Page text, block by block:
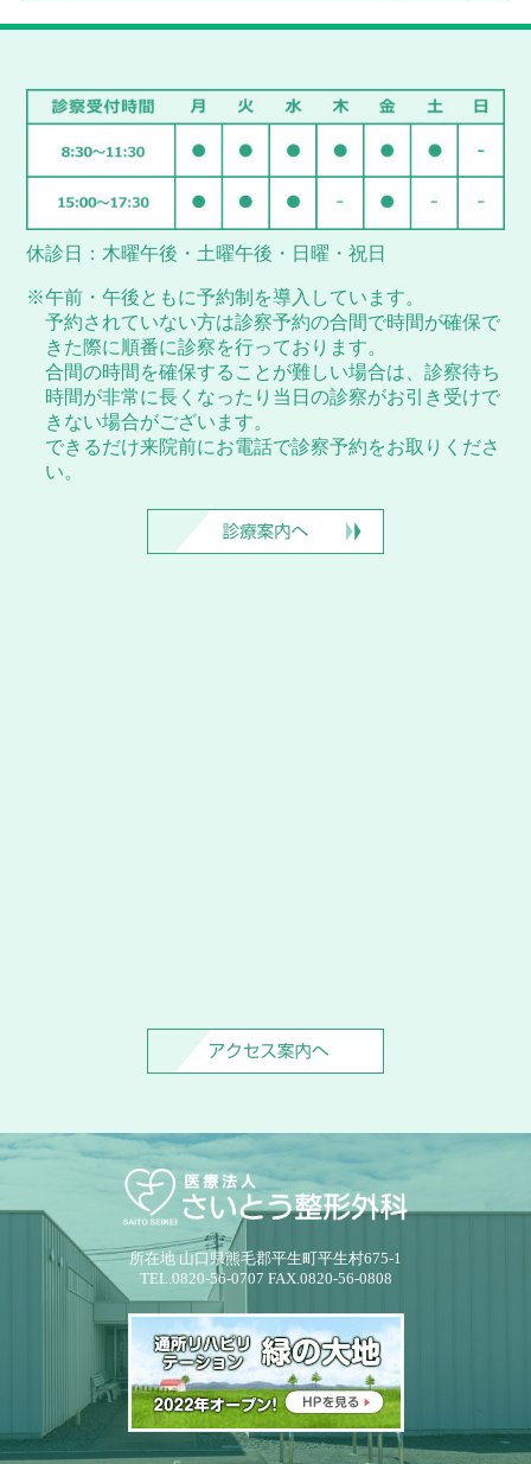
休診日：木曜午後・土曜午後・日曜・祝日
※午前・午後ともに予約制を導入しています。
予約されていない方は診察予約の合間で時間が確保で
きた際に順番に診察を行っております。
合間の時間を確保することが難しい場合は、診察待ち
時間が非常に長くなったり当日の診察がお引き受けで
きない場合がございます。
できるだけ来院前にお電話で診察予約をお取りくださ
い。
所在地 山口県熊毛郡平生町平生村675-1
TEL.0820-56-0707 FAX.0820-56-0808